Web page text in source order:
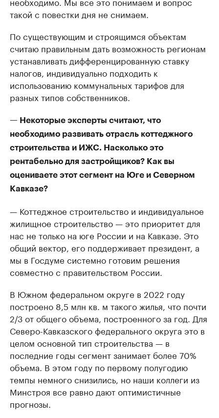
такой с повестки дня не снимаем.
По существующим и строящимся объектам
считаю правильным дать возможность регионам
устанавливать дифференцированную ставку
налогов, индивидуально подходить к
использованию коммунальных тарифов для
разных типов собственников.
— Некоторые эксперты считают, что
необходимо развивать отрасль коттеджного
строительства и ИЖС. Насколько это
рентабельно для застройщиков? Как вы
оцениваете этот сегмент на Юге и Северном
Кавказе?
— Коттеджное строительство и индивидуальное
жилищное строительство — это приоритет для
нас не только на юге России и на Кавказе. Это
общий вектор, его поддерживает президент, а
мы в Госдуме системно готовим решения
совместно с правительством России.
В Южном федеральном округе в 2022 году
построено 8,5 млн кв. м такого жилья, что почти
2/3 от общего объема, построенного за год. Для
Северо-Кавказского федерального округа это в
целом основной тип строительства — в
последние годы сегмент занимает более 70%
объема. В этом году по первому полугодию
темпы немного снизились, но наши коллеги из
Минстроя все равно дают оптимистичные
прогнозы.